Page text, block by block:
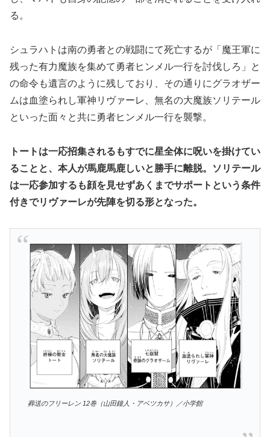
る。
シュラハトは南の勇者との戦闘にて死亡するが「魔王軍に
残った有力魔族を集めて勇者ヒンメル一行を討伐しろ」と
の命令も遺言のように残しており、その通りにグラオザー
ムは血塗られし軍神リヴァーレ、無名の大魔族ソリテール
といった面々と共に勇者ヒンメル一行を襲撃。
トートは一応招集されるもすでに星全体に呪いを掛けてい
ることと、本人が馬鹿馬鹿しいと勝手に離脱。ソリテール
は一応参加するも顔を見せずあくまでサポートという条件
付きでリヴァーレが先陣を切る形となった。
葬送のフリーレン 12巻（山田鐘人・アベツカサ）／小学館